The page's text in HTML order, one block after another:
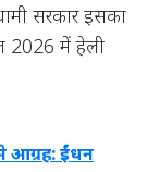
सरकार इसका
2026 में हेली
आग्रह: ईंधन